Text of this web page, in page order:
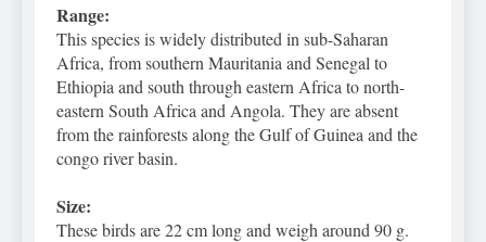
Range:
This species is widely distributed in sub-Saharan
Africa, from southern Mauritania and Senegal to
Ethiopia and south through eastern Africa to north-
eastern South Africa and Angola. They are absent
from the rainforests along the Gulf of Guinea and the
congo river basin.
Size:
These birds are 22 cm long and weigh around 90 g.